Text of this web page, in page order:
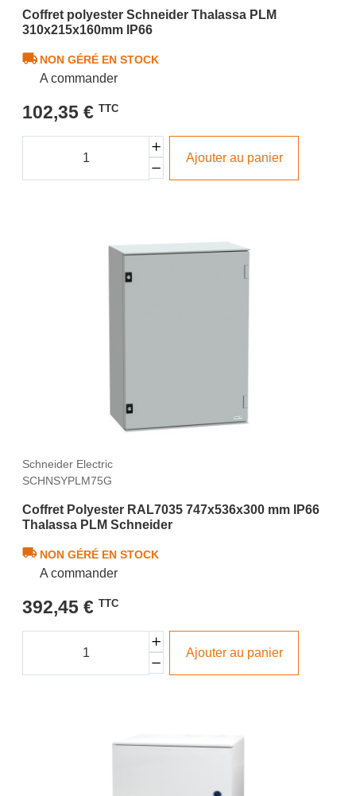
Coffret polyester Schneider Thalassa PLM
310x215x160mm IP66
NON GÉRÉ EN STOCK
A commander
102,35 € TTC
Ajouter au panier
Schneider Electric
SCHNSYPLM75G
Coffret Polyester RAL7035 747x536x300 mm IP66
Thalassa PLM Schneider
NON GÉRÉ EN STOCK
A commander
392,45 € TTC
Ajouter au panier